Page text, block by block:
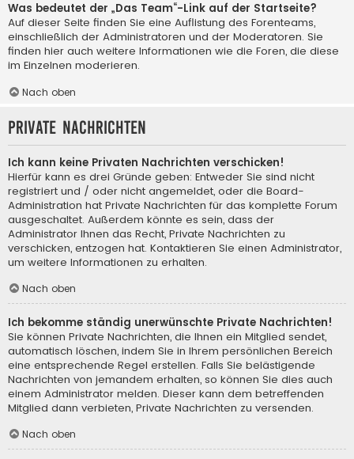
Was bedeutet der „Das Team“-Link auf der Startseite?
Auf dieser Seite finden Sie eine Auflistung des Forenteams,
einschließlich der Administratoren und der Moderatoren. Sie
finden hier auch weitere Informationen wie die Foren, die diese
im Einzelnen moderieren.
Nach oben
Private Nachrichten
Ich kann keine Privaten Nachrichten verschicken!
Hierfür kann es drei Gründe geben: Entweder Sie sind nicht
registriert und / oder nicht angemeldet, oder die Board-
Administration hat Private Nachrichten für das komplette Forum
ausgeschaltet. Außerdem könnte es sein, dass der
Administrator Ihnen das Recht, Private Nachrichten zu
verschicken, entzogen hat. Kontaktieren Sie einen Administrator,
um weitere Informationen zu erhalten.
Nach oben
Ich bekomme ständig unerwünschte Private Nachrichten!
Sie können Private Nachrichten, die Ihnen ein Mitglied sendet,
automatisch löschen, indem Sie in Ihrem persönlichen Bereich
eine entsprechende Regel erstellen. Falls Sie belästigende
Nachrichten von jemandem erhalten, so können Sie dies auch
einem Administrator melden. Dieser kann dem betreffenden
Mitglied dann verbieten, Private Nachrichten zu versenden.
Nach oben